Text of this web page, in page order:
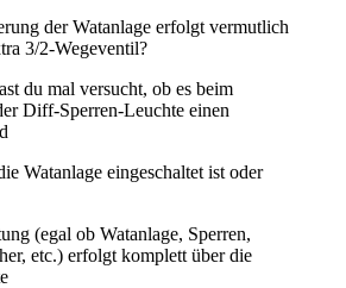
der Watanlage erfolgt vermutlich
3/2-Wegeventil?
du mal versucht, ob es beim
Diff-Sperren-Leuchte einen
Watanlage eingeschaltet ist oder
(egal ob Watanlage, Sperren,
etc.) erfolgt komplett über die